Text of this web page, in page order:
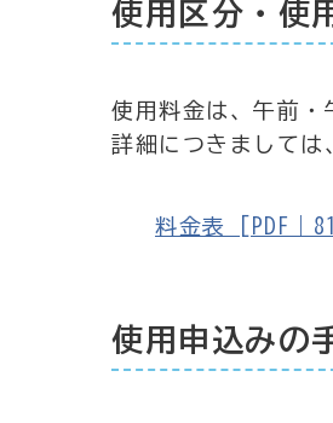
使用区分・使
使用料金は、午前・
詳細につきましては
料金表 [PDF｜
使用申込みの